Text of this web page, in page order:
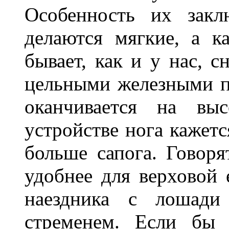
Особенность их
делаются мягкие, а
бывает, как и у нас,
цельными железными
оканчивается на
устройстве нога
больше сапога.
удобнее для
наездника с
стременем. Если